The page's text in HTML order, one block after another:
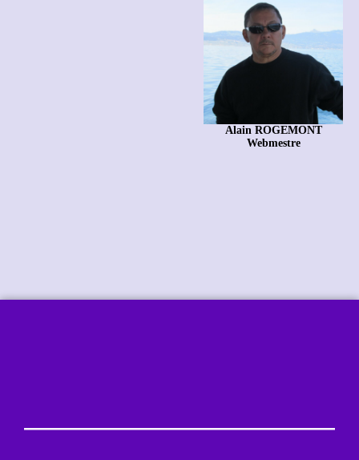
Alain ROGEMONT
Webmestre